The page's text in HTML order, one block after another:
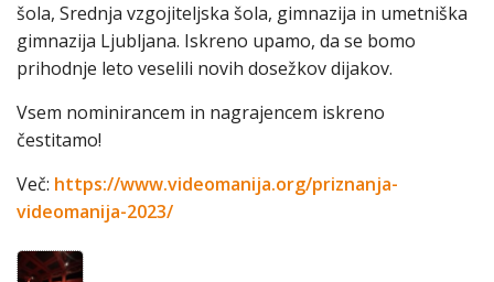
šola, Srednja vzgojiteljska šola, gimnazija in umetniška
gimnazija Ljubljana. Iskreno upamo, da se bomo
prihodnje leto veselili novih dosežkov dijakov.
Vsem nominirancem in nagrajencem iskreno
čestitamo!
Več: https://www.videomanija.org/priznanja-
videomanija-2023/